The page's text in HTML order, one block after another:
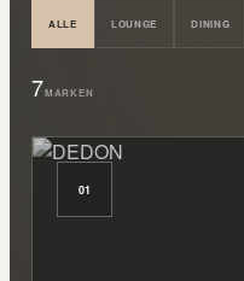
ALLE LOUNGE DINING
7MARKEN
01